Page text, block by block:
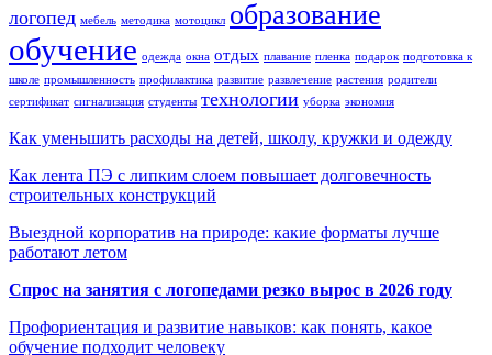
логопед мебель методика мотоцикл образование
обучение одежда окна отдых плавание пленка подарок подготовка к
школе промышленность профилактика развитие развлечение растения родители
сертификат сигнализация студенты технологии уборка экономия
Как уменьшить расходы на детей, школу, кружки и одежду
Как лента ПЭ с липким слоем повышает долговечность
строительных конструкций
Выездной корпоратив на природе: какие форматы лучше
работают летом
Спрос на занятия с логопедами резко вырос в 2026 году
Профориентация и развитие навыков: как понять, какое
обучение подходит человеку